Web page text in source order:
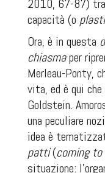
2010, 67-87)
capacità (o
Ora, è in questa
chiasmaper
Merleau-Ponty,
vita, ed è qui
Goldstein.
una peculiare
idea è
patti(coming
situazione: